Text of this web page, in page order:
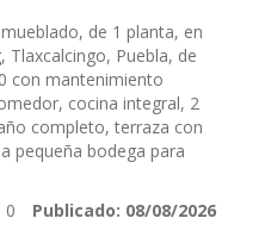
de 1 planta, en
Tlaxcalcingo, Puebla, de
con mantenimiento
cocina integral, 2
completo, terraza con
pequeña bodega para
0 Publicado: 08/08/2026